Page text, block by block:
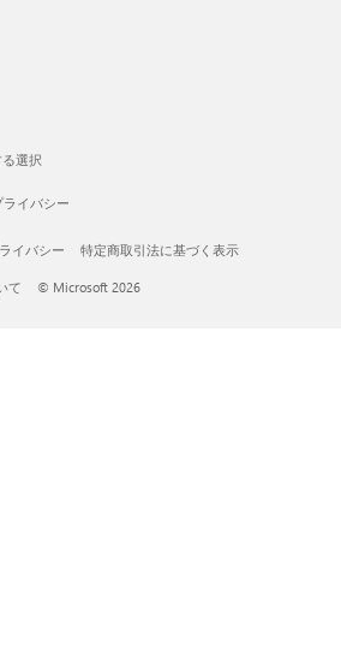
選択
イバシー
イバシー 特定商取引法に基づく表示
て © Microsoft 2026